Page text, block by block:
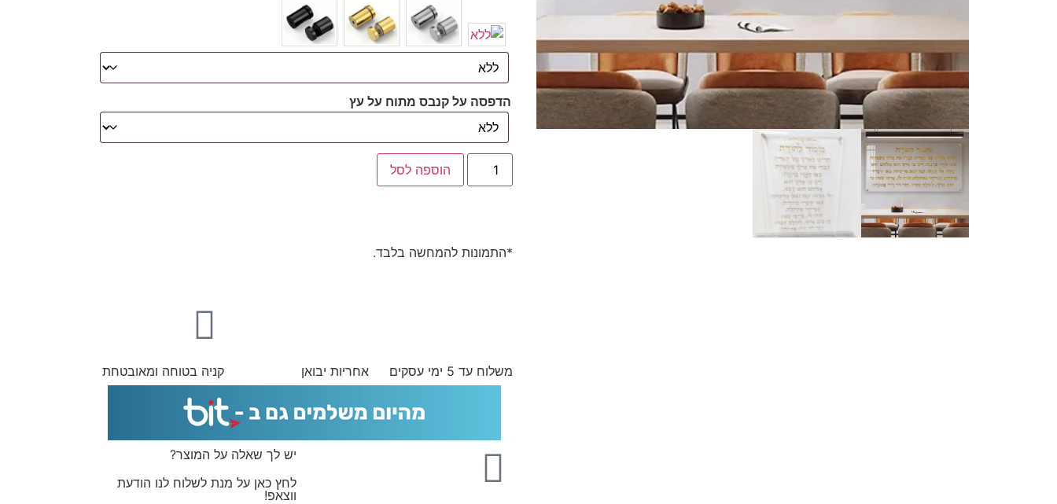
הדפסה על קנבס מתוח על עץ
הוספה לסל
*התמונות להמחשה בלבד.
משלוח עד 5 ימי עסקים אחריות יבואן קניה בטוחה ומאובטחת
יש לך שאלה על המוצר?
לחץ כאן על מנת לשלוח לנו הודעת
ווצאפ!